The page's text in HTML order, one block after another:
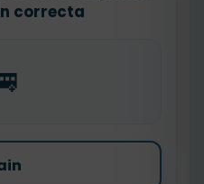
correcta